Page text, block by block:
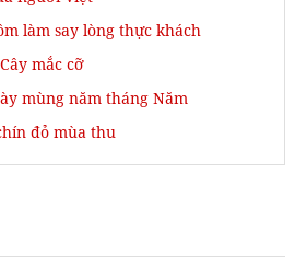
làm say lòng thực khách
mắc cỡ
mùng năm tháng Năm
đỏ mùa thu